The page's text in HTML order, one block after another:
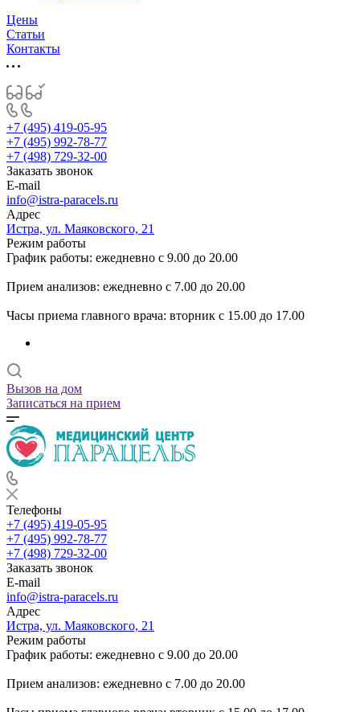
Цены
Статьи
Контакты
+7 (495) 419-05-95
+7 (495) 992-78-77
+7 (498) 729-32-00
Заказать звонок
E-mail
info@istra-paracels.ru
Адрес
Истра, ул. Маяковского, 21
Режим работы
График работы: ежедневно с 9.00 до 20.00
Прием анализов: ежедневно с 7.00 до 20.00
Часы приема главного врача: вторник с 15.00 до 17.00
Вызов на дом
Записаться на прием
Телефоны
+7 (495) 419-05-95
+7 (495) 992-78-77
+7 (498) 729-32-00
Заказать звонок
E-mail
info@istra-paracels.ru
Адрес
Истра, ул. Маяковского, 21
Режим работы
График работы: ежедневно с 9.00 до 20.00
Прием анализов: ежедневно с 7.00 до 20.00